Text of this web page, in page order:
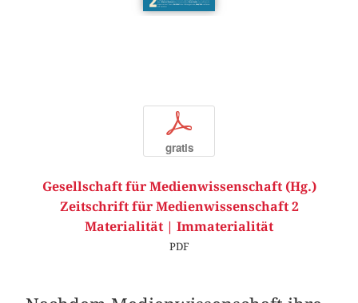
p
gratis
Gesellschaft für Medienwissenschaft (Hg.)
Zeitschrift für Medienwissenschaft 2
Materialität | Immaterialität
PDF